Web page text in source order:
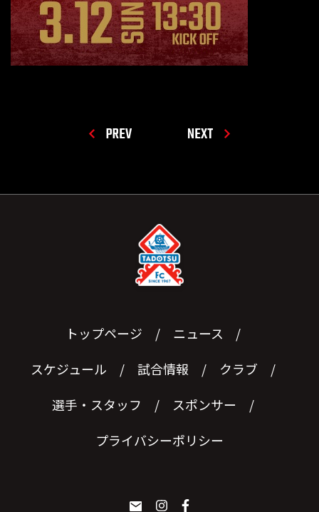
PREV NEXT
トップページ
ニュース
スケジュール
試合情報
クラブ
選手・スタッフ
スポンサー
プライバシーポリシー